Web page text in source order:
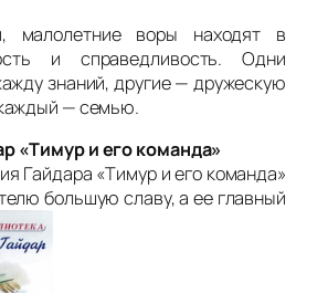
малолетние воры находят в
и справедливость. Одни
знаний, другие — дружескую
— семью.
«Тимур и его команда»
Гайдара «Тимур и его команда»
большую славу, а ее главный